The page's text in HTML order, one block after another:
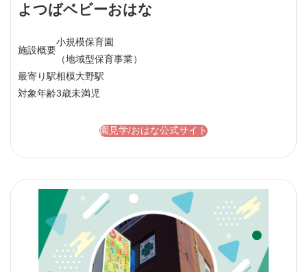
よつばベビーおはな
施設概要
小規模保育園
（地域型保育事業）
最寄り駅相模大野駅
対象年齢3歳未満児
園見学/おはな公式サイト